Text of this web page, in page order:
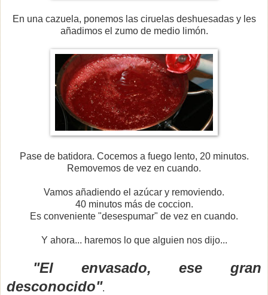
En una cazuela, ponemos las ciruelas deshuesadas y les
añadimos el zumo de medio limón.
Pase de batidora. Cocemos a fuego lento, 20 minutos.
Removemos de vez en cuando.
Vamos añadiendo el azúcar y removiendo.
40 minutos más de coccion.
Es conveniente "desespumar" de vez en cuando.
Y ahora... haremos lo que alguien nos dijo...
"El envasado, ese gran
desconocido".